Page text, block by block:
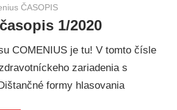
ČASOPIS
1/2020
COMENIUS je tu! V tomto čísle
zariadenia s
formy hlasovania